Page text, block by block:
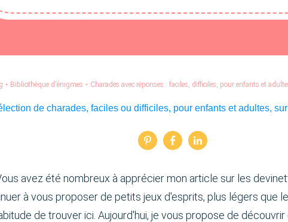
• Bibliothèque d'énigmes • Charades avec réponses : faciles, difficiles, pour enfants et
avez été nombreux à apprécier mon article sur les
à vous proposer de petits jeux d'esprits, plus légers que
de trouver ici. Aujourd'hui, je vous propose de